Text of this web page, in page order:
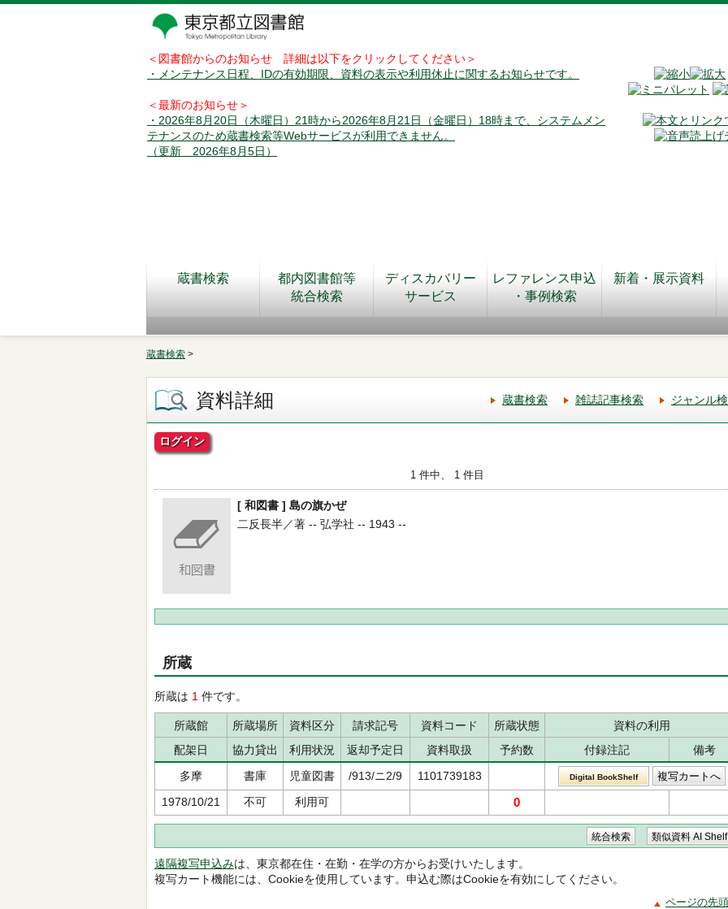
＜図書館からのお知らせ 詳細は以下をクリックしてください＞
・メンテナンス日程、IDの有効期限、資料の表示や利用休止に関するお知らせです。
＜最新のお知らせ＞
・2026年8月20日（木曜日）21時から2026年8月21日（金曜日）18時まで、システムメン
テナンスのため蔵書検索等Webサービスが利用できません。
（更新 2026年8月5日）
蔵書検索
都内図書館等
統合検索
ディスカバリー
サービス
レファレンス申込
・事例検索
新着・展示資料
蔵書検索 >
資料詳細 蔵書検索 雑誌記事検索 ジャンル
ログイン
1 件中、 1 件目
[ 和図書 ] 島の旗かぜ
二反長半／著 -- 弘学社 -- 1943 --
所蔵
所蔵は 1 件です。
所蔵館 所蔵場所 資料区分 請求記号 資料コード 所蔵状態
資料の利用
配架日
協力貸出 利用状況 返却予定日 資料取扱 予約数 付録注記
備考
多摩
書庫 児童図書 /913/ニ2/9 1101739183 Digital BookShelf
1978/10/21 不可 利用可 0
遠隔複写申込みは、東京都在住・在勤・在学の方からお受けいたします。
複写カート機能には、Cookieを使用しています。申込む際はCookieを有効にしてください。
ページの先